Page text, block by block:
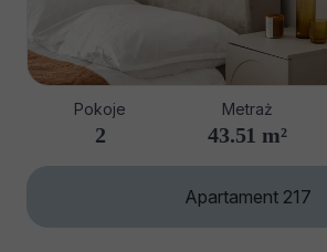
Pokoje
2
Metraż
43.51 m²
Apartament 217